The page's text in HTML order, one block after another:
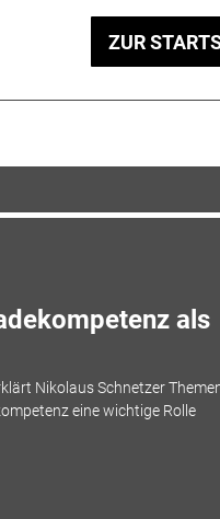
ZUR
als
Nikolaus Schnetzer
eine wichtige Rolle